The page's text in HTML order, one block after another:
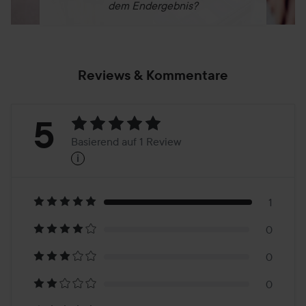
dem Endergebnis?
Reviews & Kommentare
Bewertung:
Basierend
auf
1
Review
5 Basierend auf 1 Review
i
1
0
0
0